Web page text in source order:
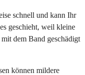
schnell und kann Ihr
geschieht, weil kleine
dem Band geschädigt
können mildere